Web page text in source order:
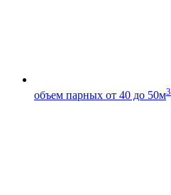
объем парных от 40 до 50м3